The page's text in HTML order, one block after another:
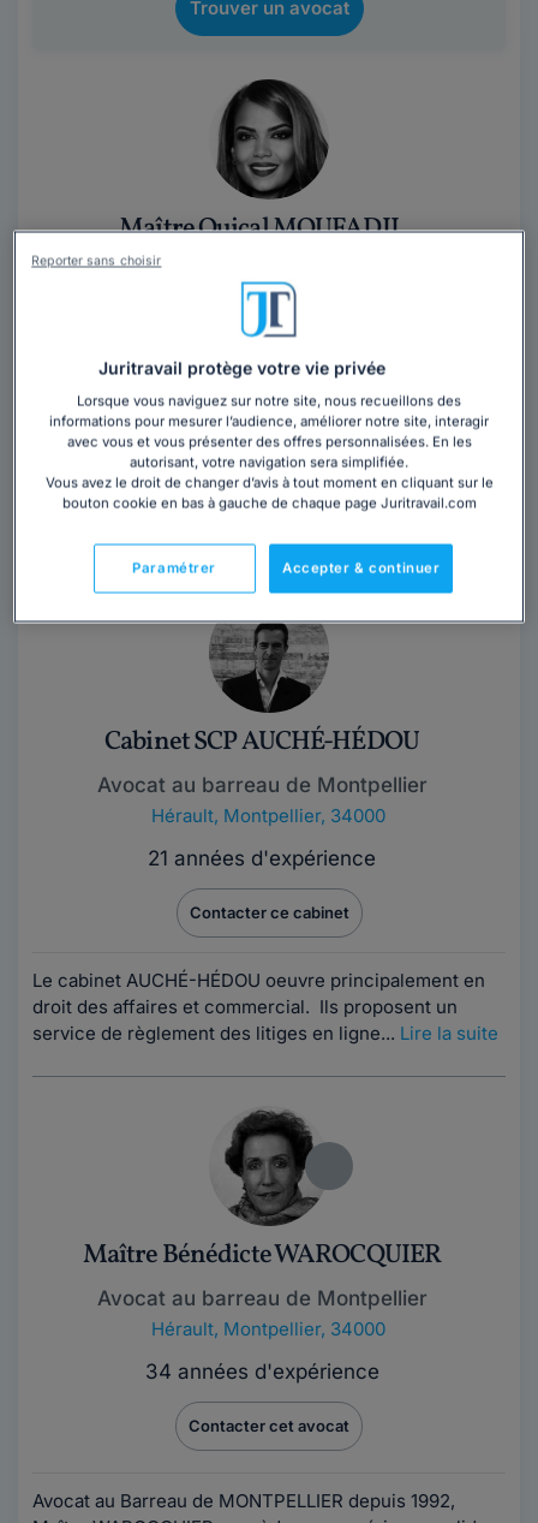
Trouver un avocat
Maître Ouiçal MOUFADIL
Avocat au barreau de Montpellier
Montpellier, 34000
10 années d'expérience
Contacter cet avocat
Maître Ouiçal MOUFADIL est avocate au barreau de
Montpellier depuis 2016 et a intégré l’équipe de droit
des affaires du cabinet AMMA...
Lire la suite
Cabinet SCP AUCHÉ-HÉDOU
Avocat au barreau de Montpellier
Hérault, Montpellier, 34000
21 années d'expérience
Contacter ce cabinet
Le cabinet AUCHÉ-HÉDOU oeuvre principalement en
droit des affaires et commercial. Ils proposent un
service de règlement des litiges en ligne... Lire la suite
Maître Bénédicte WAROCQUIER
Avocat au barreau de Montpellier
Hérault, Montpellier, 34000
34 années d'expérience
Contacter cet avocat
Avocat au Barreau de MONTPELLIER depuis 1992,
Juritravail protège votre vie privée
Lorsque vous naviguez sur notre site, nous recueillons des
informations pour mesurer l’audience, améliorer notre site, interagir
avec vous et vous présenter des offres personnalisées. En les
autorisant, votre navigation sera simplifiée.
Vous avez le droit de changer d’avis à tout moment en cliquant sur le
bouton cookie en bas à gauche de chaque page Juritravail.com
Accepter & continuer
Paramétrer
Reporter sans choisir